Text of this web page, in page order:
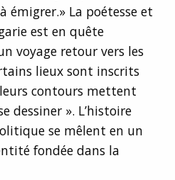
émigrer.» La poétesse et
est en quête
voyage retour vers les
lieux sont inscrits
contours mettent
dessiner ». L’histoire
se mêlent en un
fondée dans la